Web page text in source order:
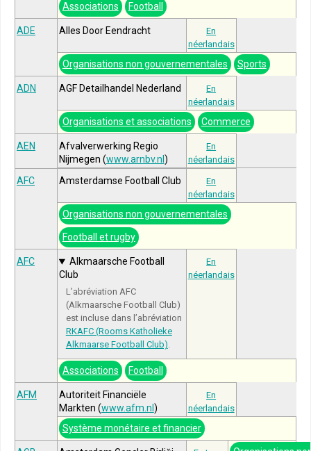
Associations Football
ADE Alles Door Eendracht
En
néerlandais
Organisations non gouvernementales Sports
ADN AGF Detailhandel Nederland
En
néerlandais
Organisations et associations Commerce
AEN
Afvalverwerking Regio
Nijmegen (www.arnbv.nl )
En
néerlandais
AFC Amsterdamse Football Club
En
néerlandais
Organisations non gouvernementales
Football et rugby
AFC
Alkmaarsche Football
Club
L’abréviation AFC
(Alkmaarsche Football Club)
est incluse dans l’abréviation
RKAFC (Rooms Katholieke
Alkmaarse Football Club).
En
néerlandais
Associations Football
AFM
Autoriteit Financiële
Markten (www.afm.nl )
En
néerlandais
Système monétaire et financier